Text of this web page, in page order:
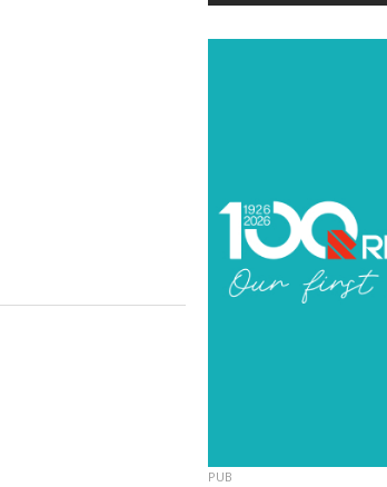
PUB